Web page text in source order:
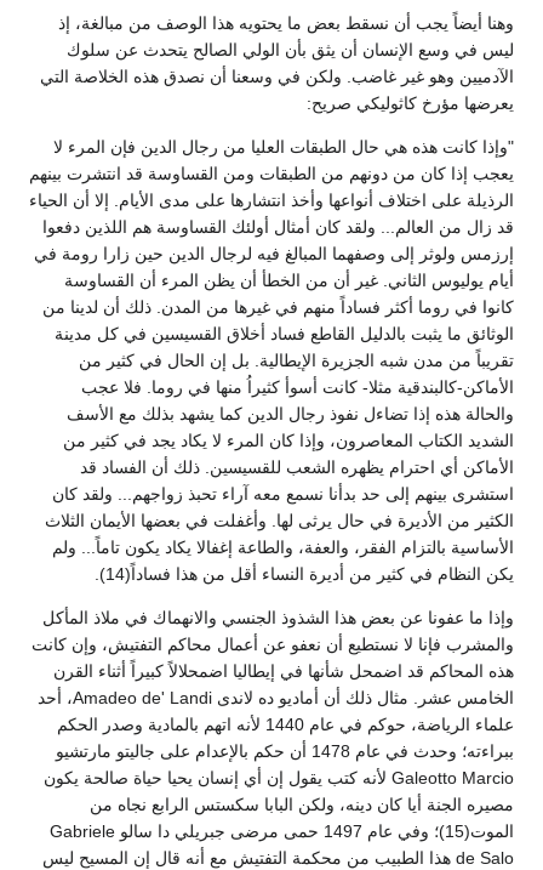
وهنا أيضاً يجب أن نسقط بعض ما يحتويه هذا الوصف من مبالغة، إذ
ليس في وسع الإنسان أن يثق بأن الولي الصالح يتحدث عن سلوك
الآدميين وهو غير غاضب. ولكن في وسعنا أن نصدق هذه الخلاصة التي
يعرضها مؤرخ كاثوليكي صريح:
"وإذا كانت هذه هي حال الطبقات العليا من رجال الدين فإن المرء لا
يعجب إذا كان من دونهم من الطبقات ومن القساوسة قد انتشرت بينهم
الرذيلة على اختلاف أنواعها وأخذ انتشارها على مدى الأيام. إلا أن الحياء
قد زال من العالم... ولقد كان أمثال أولئك القساوسة هم اللذين دفعوا
إرزمس ولوثر إلى وصفهما المبالغ فيه لرجال الدين حين زارا رومة في
أيام يوليوس الثاني. غير أن من الخطأ أن يظن المرء أن القساوسة
كانوا في روما أكثر فساداً منهم في غيرها من المدن. ذلك أن لدينا من
الوثائق ما يثبت بالدليل القاطع فساد أخلاق القسيسين في كل مدينة
تقريباً من مدن شبه الجزيرة الإيطالية. بل إن الحال في كثير من
الأماكن-كالبندقية مثلا- كانت أسوأ كثيراُ منها في روما. فلا عجب
والحالة هذه إذا تضاءل نفوذ رجال الدين كما يشهد بذلك مع الأسف
الشديد الكتاب المعاصرون، وإذا كان المرء لا يكاد يجد في كثير من
الأماكن أي احترام يظهره الشعب للقسيسين. ذلك أن الفساد قد
استشرى بينهم إلى حد بدأنا نسمع معه آراء تحبذ زواجهم... ولقد كان
الكثير من الأديرة في حال يرثى لها. وأغفلت في بعضها الأيمان الثلاث
الأساسية بالتزام الفقر، والعفة، والطاعة إغفالا يكاد يكون تاماً... ولم
يكن النظام في كثير من أديرة النساء أقل من هذا فساداً(14).
وإذا ما عفونا عن بعض هذا الشذوذ الجنسي والانهماك في ملاذ المأكل
والمشرب فإنا لا نستطيع أن نعفو عن أعمال محاكم التفتيش، وإن كانت
هذه المحاكم قد اضمحل شأنها في إيطاليا اضمحلالاً كبيراً أثناء القرن
الخامس عشر. مثال ذلك أن أماديو ده لاندى Amadeo de' Landi، أحد
علماء الرياضة، حوكم في عام 1440 لأنه اتهم بالمادية وصدر الحكم
ببراءته؛ وحدث في عام 1478 أن حكم بالإعدام على جاليتو مارتشيو
Galeotto Marcio لأنه كتب يقول إن أي إنسان يحيا حياة صالحة يكون
مصيره الجنة أيا كان دينه، ولكن البابا سكستس الرابع نجاه من
الموت(15)؛ وفي عام 1497 حمى مرضى جبريلي دا سالو Gabriele
de Salo هذا الطبيب من محكمة التفتيش مع أنه قال إن المسيح ليس